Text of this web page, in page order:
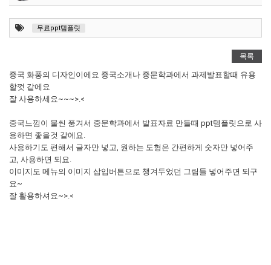
무료ppt템플릿
목록
중국 화풍의 디자인이에요 중국소개나 중문학과에서 과제발표할때 유용
할껏 같에요
잘 사용하세요~~~>.<
중국느낌이 물씬 풍겨서 중문학과에서 발표자료 만들때 ppt템플릿으로 사
용하면 좋을것 같에요.
사용하기도 편해서 글자만 넣고, 원하는 도형은 간편하게 숫자만 넣어주
고, 사용하면 되요.
이미지도 메뉴의 이미지 삽입버튼으로 챙겨두었던 그림들 넣어주면 되구
요~
잘 활용하셔요~>.<